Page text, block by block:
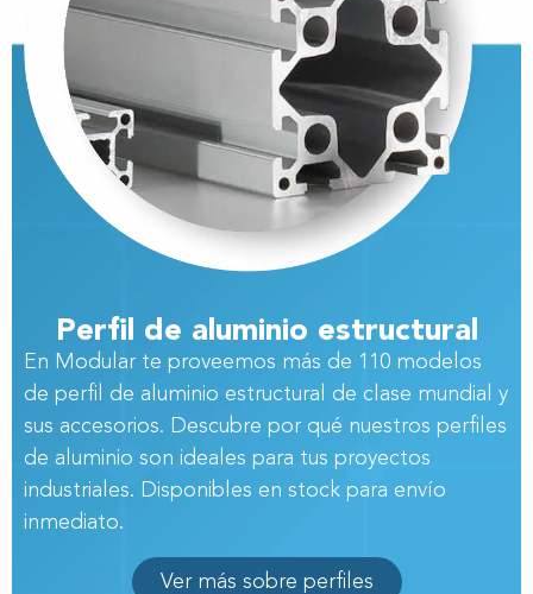
Perfil de aluminio estructural
En Modular te proveemos más de 110 modelos
de perfil de aluminio estructural de clase mundial y
sus accesorios. Descubre por qué nuestros perfiles
de aluminio son ideales para tus proyectos
industriales. Disponibles en stock para envío
inmediato.
Ver más sobre perfiles